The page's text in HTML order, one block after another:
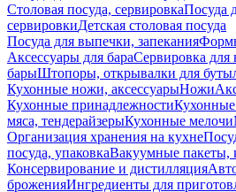
Столовая посуда, сервировкаПосуда
сервировкиДетская столовая посуда
Посуда для выпечки, запекания
Аксессуары для бараСервировка для
барыШтопоры, открывалки для
Кухонные ножи, аксессуарыНожи
Кухонные принадлежности
мяса, тендерайзерыКухонные мелочи
Организация хранения на кухне
посуда, упаковкаВакуумные пакеты,
Консервирование и дистилляция
броженияИнгредиенты для